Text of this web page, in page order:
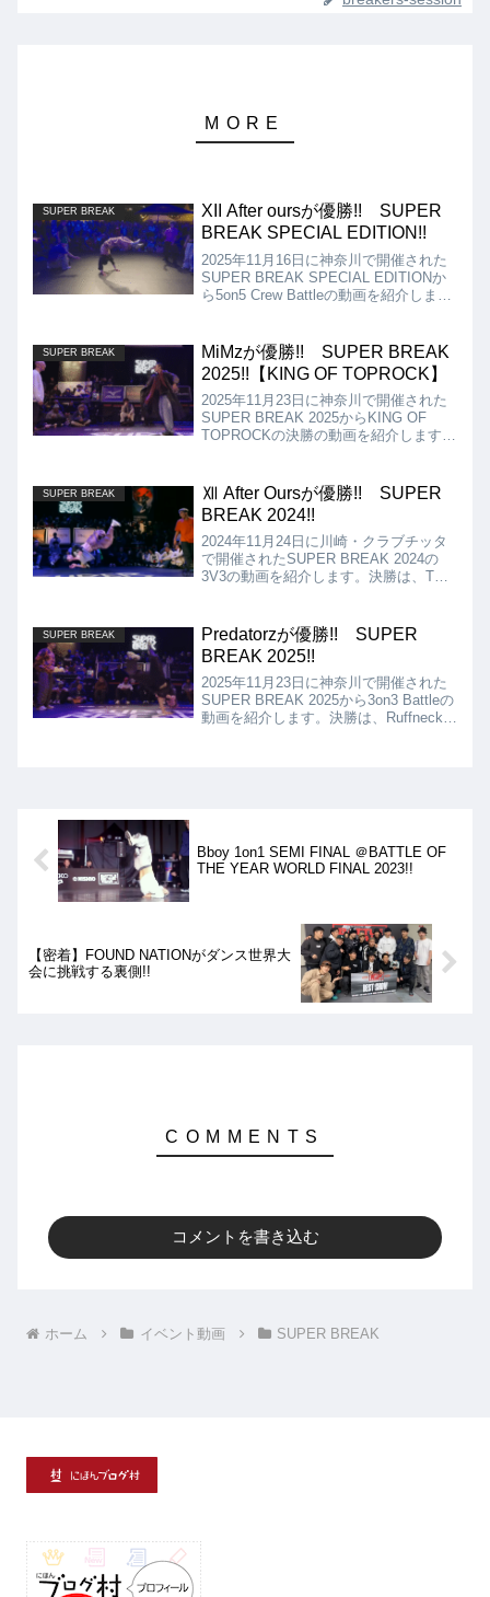
SUPER BREAK
XII After oursが優勝!! SUPER
BREAK SPECIAL EDITION!!
2025年11月16日に神奈川で開催された
SUPER BREAK SPECIAL EDITIONか
ら5on5 Crew Battleの動画を紹介しま
oursの優勝となりました!!
SUPER BREAK
MiMzが優勝!! SUPER BREAK
2025!!【KING OF TOPROCK】
2025年11月23日に神奈川で開催された
SUPER BREAK 2025からKING OF
TOPROCKの決勝の動画を紹介します。
SUPER BREAK
Ⅻ After Oursが優勝!! SUPER
BREAK 2024!!
2024年11月24日に川崎・クラブチッタ
で開催されたSUPER BREAK 2024の
3V3の動画を紹介します。決勝は、THE
りました!!
SUPER BREAK
Predatorzが優勝!! SUPER
BREAK 2025!!
2025年11月23日に神奈川で開催された
SUPER BREAK 2025から3on3 Battleの
動画を紹介します。決勝は、Ruffneck
Bboy 1on1 SEMI FINAL ＠BATTLE OF
THE YEAR WORLD FINAL 2023!!
【密着】FOUND NATIONがダンス世界大
会に挑戦する裏側!!
コメントを書き込む
ホーム イベント動画 SUPER BREAK